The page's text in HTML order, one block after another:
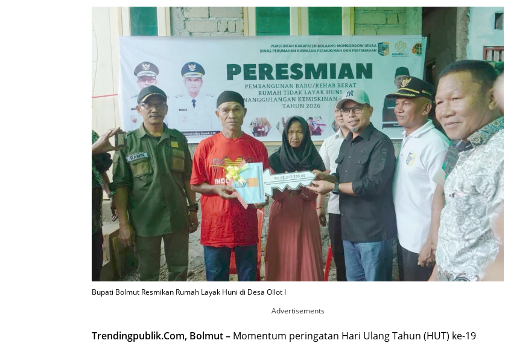
Bupati Bolmut Resmikan Rumah Layak Huni di Desa Ollot I
Advertisements
Trendingpublik.Com, Bolmut – Momentum peringatan Hari Ulang Tahun (HUT) ke-19